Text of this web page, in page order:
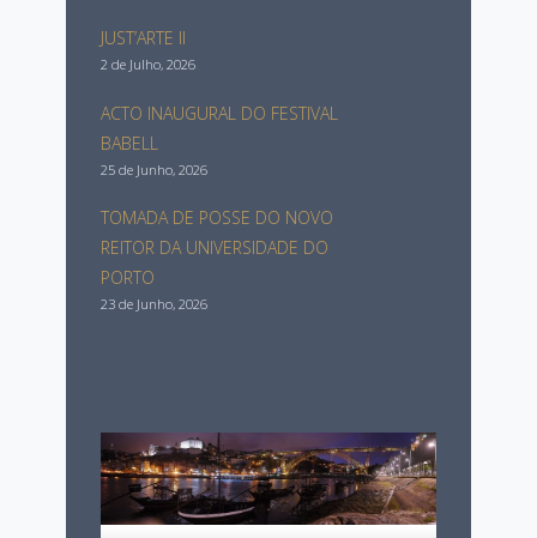
JUST’ARTE II
2 de Julho, 2026
ACTO INAUGURAL DO FESTIVAL
BABELL
25 de Junho, 2026
TOMADA DE POSSE DO NOVO
REITOR DA UNIVERSIDADE DO
PORTO
23 de Junho, 2026